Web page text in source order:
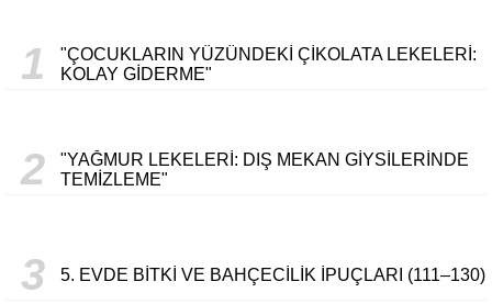
1
"ÇOCUKLARIN YÜZÜNDEKI ÇIKOLATA LEKELERI:
KOLAY GIDERME"
2
"YAĞMUR LEKELERI: DIŞ MEKAN GIYSILERINDE
TEMIZLEME"
3 5. EVDE BITKI VE BAHÇECILIK İPUÇLARI (111–130)